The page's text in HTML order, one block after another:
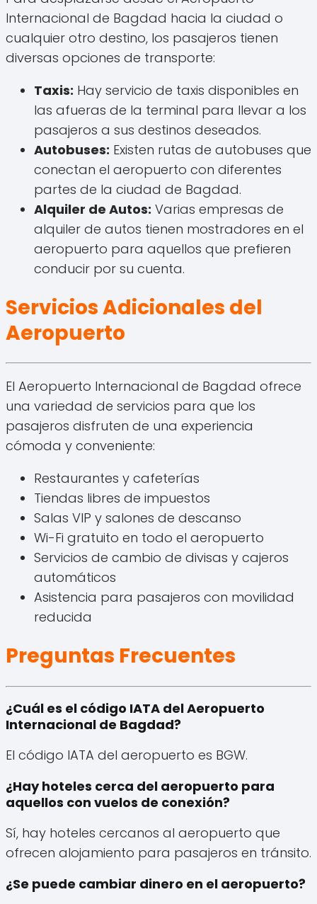
Internacional de Bagdad hacia la ciudad o
cualquier otro destino, los pasajeros tienen
diversas opciones de transporte:
Taxis: Hay servicio de taxis disponibles en
las afueras de la terminal para llevar a los
pasajeros a sus destinos deseados.
Autobuses: Existen rutas de autobuses que
conectan el aeropuerto con diferentes
partes de la ciudad de Bagdad.
Alquiler de Autos: Varias empresas de
alquiler de autos tienen mostradores en el
aeropuerto para aquellos que prefieren
conducir por su cuenta.
Servicios Adicionales del
Aeropuerto
El Aeropuerto Internacional de Bagdad ofrece
una variedad de servicios para que los
pasajeros disfruten de una experiencia
cómoda y conveniente:
Restaurantes y cafeterías
Tiendas libres de impuestos
Salas VIP y salones de descanso
Wi-Fi gratuito en todo el aeropuerto
Servicios de cambio de divisas y cajeros
automáticos
Asistencia para pasajeros con movilidad
reducida
Preguntas Frecuentes
¿Cuál es el código IATA del Aeropuerto
Internacional de Bagdad?
El código IATA del aeropuerto es BGW.
¿Hay hoteles cerca del aeropuerto para
aquellos con vuelos de conexión?
Sí, hay hoteles cercanos al aeropuerto que
ofrecen alojamiento para pasajeros en tránsito.
¿Se puede cambiar dinero en el aeropuerto?